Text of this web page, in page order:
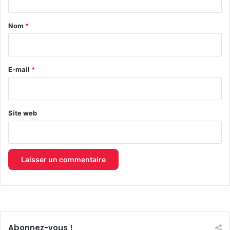
a
e
Nom *
E-mail *
Site web
Abonnez-vous !